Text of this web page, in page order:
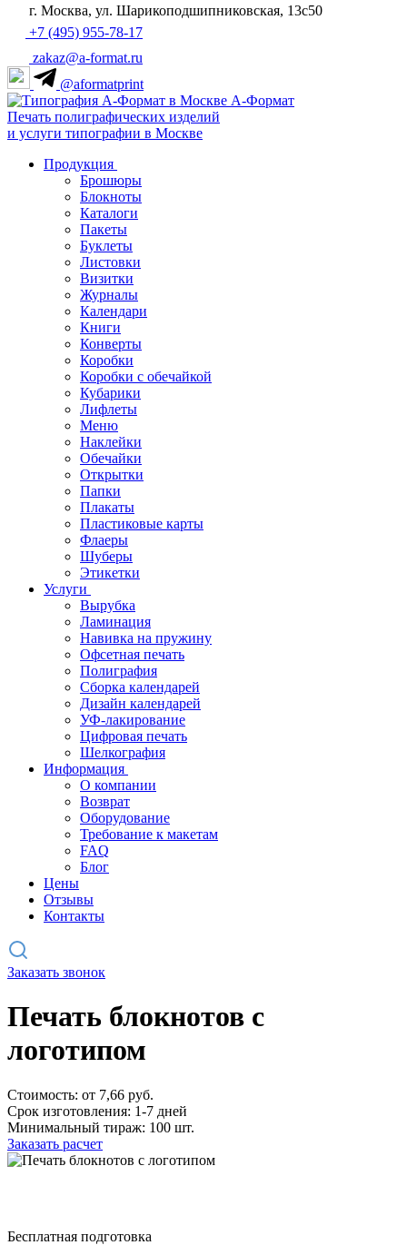
г. Москва, ул. Шарикоподшипниковская, 13с50
+7 (495) 955-78-17
zakaz@a-format.ru
@aformatprint
А-Формат
Печать полиграфических изделий
и услуги типографии в Москве
Продукция
Брошюры
Блокноты
Каталоги
Пакеты
Буклеты
Листовки
Визитки
Журналы
Календари
Книги
Конверты
Коробки
Коробки с обечайкой
Кубарики
Лифлеты
Меню
Наклейки
Обечайки
Открытки
Папки
Плакаты
Пластиковые карты
Флаеры
Шуберы
Этикетки
Услуги
Вырубка
Ламинация
Навивка на пружину
Офсетная печать
Полиграфия
Сборка календарей
Дизайн календарей
УФ-лакирование
Цифровая печать
Шелкография
Информация
О компании
Возврат
Оборудование
Требование к макетам
FAQ
Блог
Цены
Отзывы
Контакты
Заказать звонок
Печать блокнотов с
логотипом
Стоимость: от 7,66 руб.
Срок изготовления: 1-7 дней
Минимальный тираж: 100 шт.
Заказать расчет
Бесплатная подготовка